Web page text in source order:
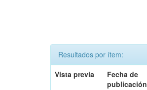
Resultados por ítem:
Vista previa
Fecha de
publicación